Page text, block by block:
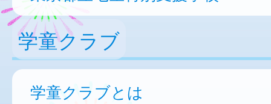
学童クラブ
学童クラブとは